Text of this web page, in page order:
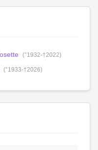
(°1932-†2022)
(°1933-†2026)